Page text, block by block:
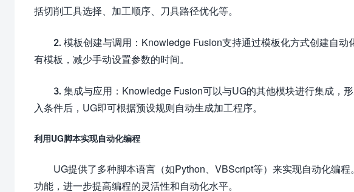
括切削工具选择、加工顺序、刀具路径优化等。
2. 模板创建与调用：Knowledge Fusion支持通过模板化方式创建自
有模板，减少手动设置参数的时间。
3. 集成与应用：Knowledge Fusion可以与UG的其他模块进行集成，
入条件后，UG即可根据预设规则自动生成加工程序。
利用UG脚本实现自动化编程
UG提供了多种脚本语言（如Python、VBScript等）来实现自动化编
功能，进一步提高编程的灵活性和自动化水平。